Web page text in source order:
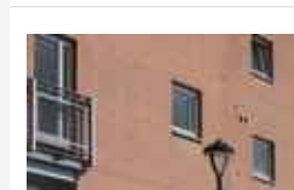
godini
novo
pravilo
prodaju
nekretnina